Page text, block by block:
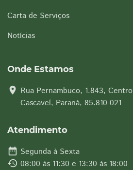
Carta de Serviços
Notícias
Onde Estamos
location_on Rua Pernambuco, 1.843, Centro
Cascavel, Paraná, 85.810-021
Atendimento
date_range Segunda à Sexta
history 08:00 às 11:30 e 13:30 às 18:00